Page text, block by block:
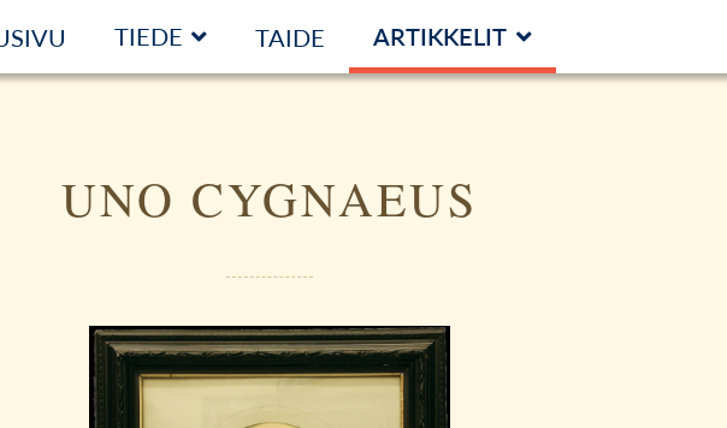
TIEDE TAIDE ARTIKKELIT
UNO CYGNAEUS